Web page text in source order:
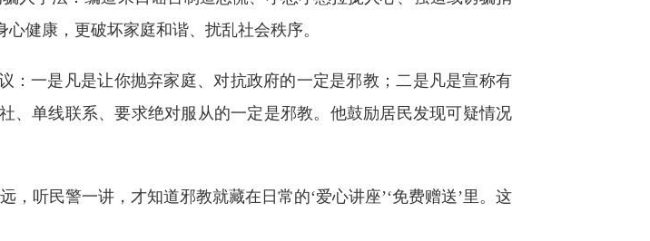
健康，更破坏家庭和谐、扰乱社会秩序。
一是凡是让你抛弃家庭、对抗政府的一定是邪教；二是凡是宣称有
、单线联系、要求绝对服从的一定是邪教。他鼓励居民发现可疑情况
听民警一讲，才知道邪教就藏在日常的‘爱心讲座’‘免费赠送’里。这